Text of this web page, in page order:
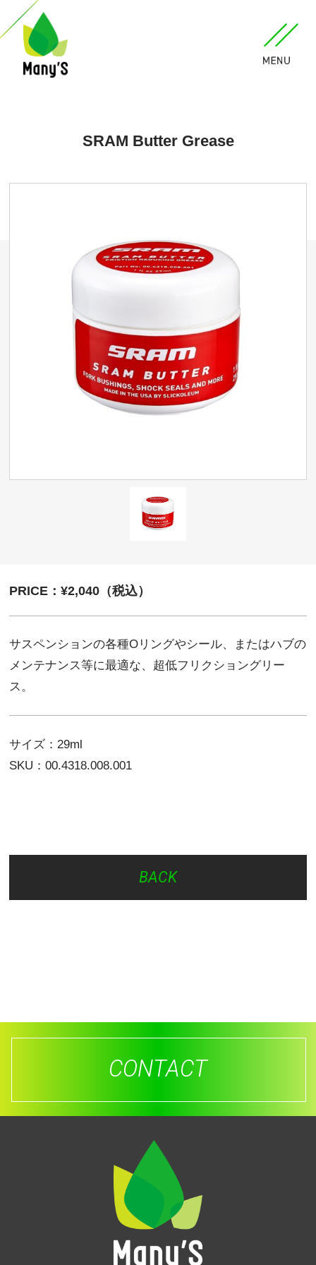
SRAM Butter Grease
PRICE：¥2,040（税込）
サスペンションの各種Oリングやシール、またはハブの
メンテナンス等に最適な、超低フリクショングリー
ス。
サイズ：29ml
SKU：00.4318.008.001
BACK
CONTACT